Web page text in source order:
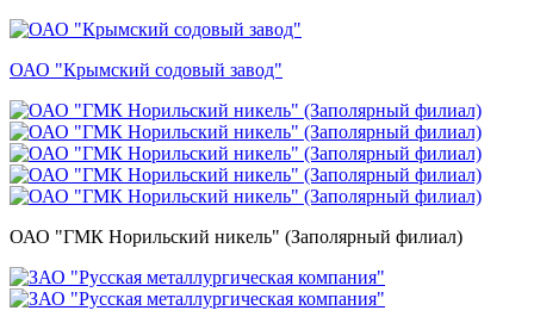
ОАО "Крымский содовый завод"
ОАО "ГМК Норильский никель" (Заполярный филиал)